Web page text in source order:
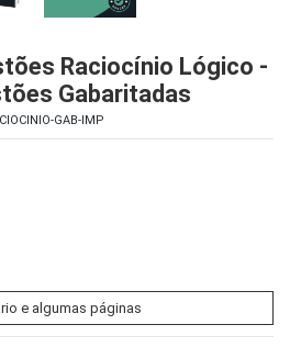
Raciocínio Lógico -
Gabaritadas
GAB-IMP
e algumas páginas